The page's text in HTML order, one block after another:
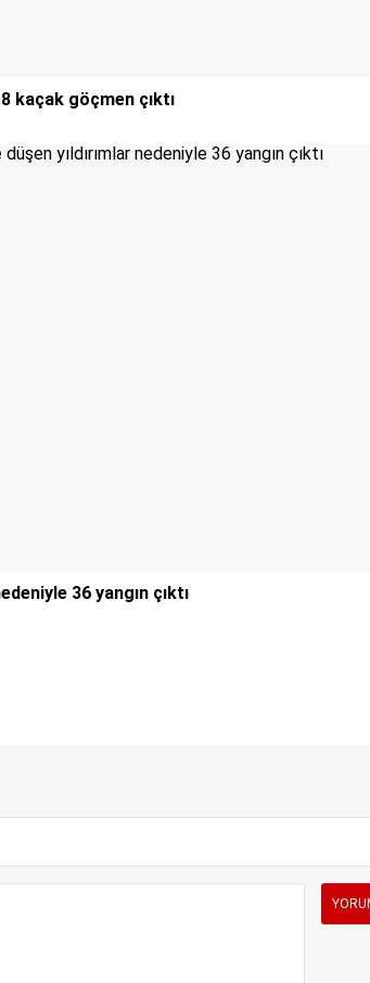
kaçak göçmen çıktı
36 yangın çıktı